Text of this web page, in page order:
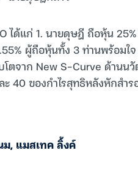
ได้แก่ 1. นายดุษฎี ถือหุ้น
ผู้ถือหุ้นทั้ง 3 ท่านพร้อมใ
โตจาก New S-Curve ด้านน
40 ของกำไรสุทธิหลังหักสำ
ม, แมสเทค ลิ้งค์